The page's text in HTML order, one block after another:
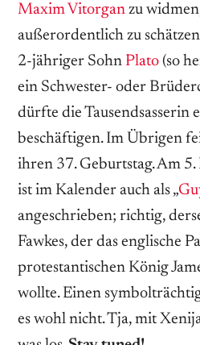
Maxim Vitorgan zu
außerordentlich zu
2-jähriger Sohn Plato (so
ein Schwester- oder
dürfte die Tausendsasserin
beschäftigen. Im Übrigen
ihren 37. Geburtstag. Am
ist im Kalender auch als „
angeschrieben; richtig,
Fawkes, der das englische
protestantischen König
wollte. Einen
es wohl nicht. Tja, mit